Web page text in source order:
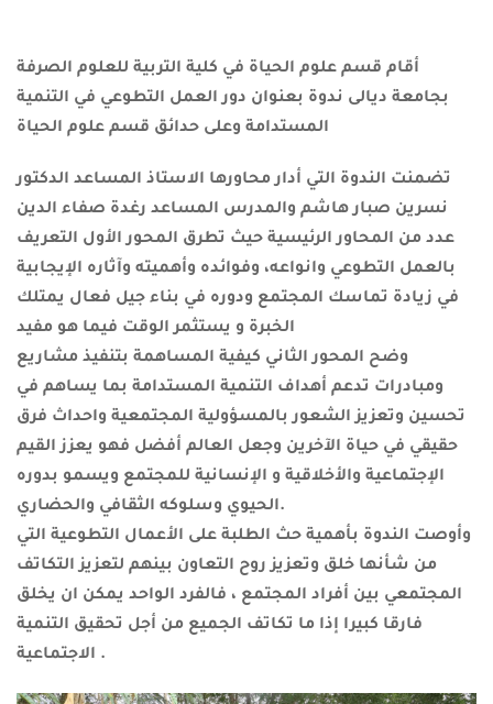
أقام قسم علوم الحياة في كلية التربية للعلوم الصرفة
بجامعة ديالى ندوة بعنوان دور العمل التطوعي في التنمية
المستدامة وعلى حدائق قسم علوم الحياة
تضمنت الندوة التي أدار محاورها الاستاذ المساعد الدكتور
نسرين صبار هاشم والمدرس المساعد رغدة صفاء الدين
عدد من المحاور الرئيسية حيث تطرق المحور الأول التعريف
بالعمل التطوعي وانواعه، وفوائده وأهميته وآثاره الإيجابية
في زيادة تماسك المجتمع ودوره في بناء جيل فعال يمتلك
الخبرة و يستثمر الوقت فيما هو مفيد
وضح المحور الثاني كيفية المساهمة بتنفيذ مشاريع
ومبادرات تدعم أهداف التنمية المستدامة بما يساهم في
تحسين وتعزيز الشعور بالمسؤولية المجتمعية واحداث فرق
حقيقي في حياة الآخرين وجعل العالم أفضل فهو يعزز القيم
الإجتماعية والأخلاقية و الإنسانية للمجتمع ويسمو بدوره
الحيوي وسلوكه الثقافي والحضاري.
وأوصت الندوة بأهمية حث الطلبة على الأعمال التطوعية التي
من شأنها خلق وتعزيز روح التعاون بينهم لتعزيز التكاتف
المجتمعي بين أفراد المجتمع ، فالفرد الواحد يمكن ان يخلق
فارقا كبيرا إذا ما تكاتف الجميع من أجل تحقيق التنمية
الاجتماعية .